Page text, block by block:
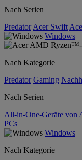
Nach Serien
Predator Acer Swift
Windows
Nach Kategorie
Predator Gaming
Nach Serien
All-in-One-Geräte von
PCs
Windows
Nach Kategorie